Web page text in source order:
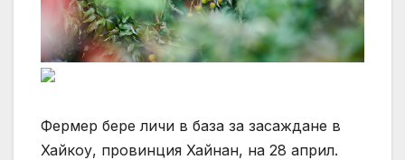
Фермер бере личи в база за засаждане в
Хайкоу, провинция Хайнан, на 28 април.